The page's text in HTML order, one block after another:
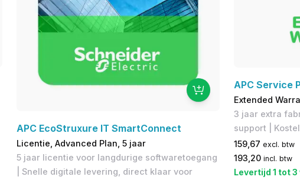
APC EcoStruxure IT SmartConnect
Licentie, Advanced Plan, 5 jaar
5 jaar licentie voor langdurige softwaretoegang
| Snelle digitale levering, direct klaar voor
APC Service
Extended
3 jaar extra
support​ |
159,67 excl. btw
193,20 incl. btw
Levertijd 1 tot